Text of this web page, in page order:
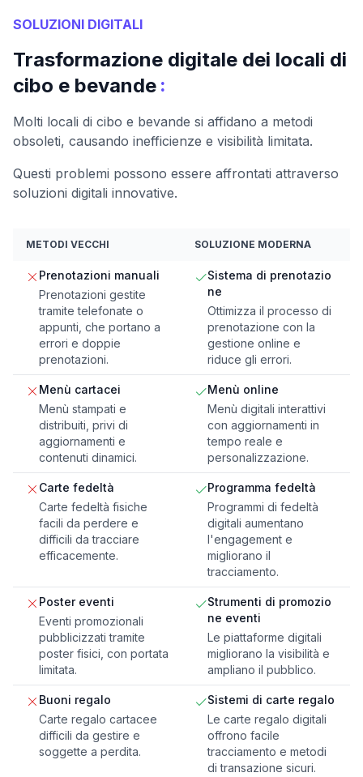
SOLUZIONI DIGITALI
Trasformazione digitale dei locali di
cibo e bevande :
Molti locali di cibo e bevande si affidano a metodi
obsoleti, causando inefficienze e visibilità limitata.
Questi problemi possono essere affrontati attraverso
soluzioni digitali innovative.
METODI VECCHI SOLUZIONE MODERNA
Prenotazioni manuali
Prenotazioni gestite
tramite telefonate o
appunti, che portano a
errori e doppie
prenotazioni.
Sistema di prenotazio
ne
Ottimizza il processo di
prenotazione con la
gestione online e
riduce gli errori.
Menù cartacei
Menù stampati e
distribuiti, privi di
aggiornamenti e
contenuti dinamici.
Menù online
Menù digitali interattivi
con aggiornamenti in
tempo reale e
personalizzazione.
Carte fedeltà
Carte fedeltà fisiche
facili da perdere e
difficili da tracciare
efficacemente.
Programma fedeltà
Programmi di fedeltà
digitali aumentano
l'engagement e
migliorano il
tracciamento.
Poster eventi
Eventi promozionali
pubblicizzati tramite
poster fisici, con portata
limitata.
Strumenti di promozio
ne eventi
Le piattaforme digitali
migliorano la visibilità e
ampliano il pubblico.
Buoni regalo
Carte regalo cartacee
difficili da gestire e
soggette a perdita.
Sistemi di carte regalo
Le carte regalo digitali
offrono facile
tracciamento e metodi
di transazione sicuri.